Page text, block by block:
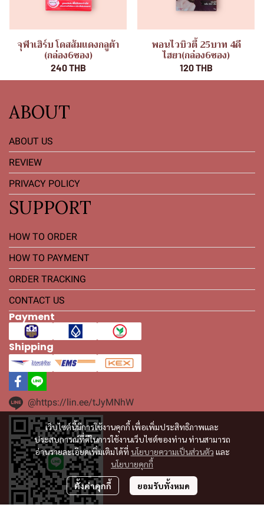
จุฬาเฮิร์บ โดสส้มแดงกลูต้า
(กล่อง6ซอง)
240 THB
พอนไวบิวตี้ 25บาท 4ดี
ไฮยา(กล่อง6ซอง)
120 THB
เว็บไซต์นี้มีการใช้งานคุกกี้ เพื่อเพิ่มประสิทธิภาพและ
ประสบการณ์ที่ดีในการใช้งานเว็บไซต์ของท่าน ท่านสามารถ
อ่านรายละเอียดเพิ่มเติมได้ที่ นโยบายความเป็นส่วนตัว และ
นโยบายคุกกี้
ตั้งค่าคุกกี้ ยอมรับทั้งหมด
ABOUT
ABOUT US
REVIEW
PRIVACY POLICY
SUPPORT
HOW TO ORDER
HOW TO PAYMENT
ORDER TRACKING
CONTACT US
Payment
Shipping
@https://lin.ee/tJyMNhW